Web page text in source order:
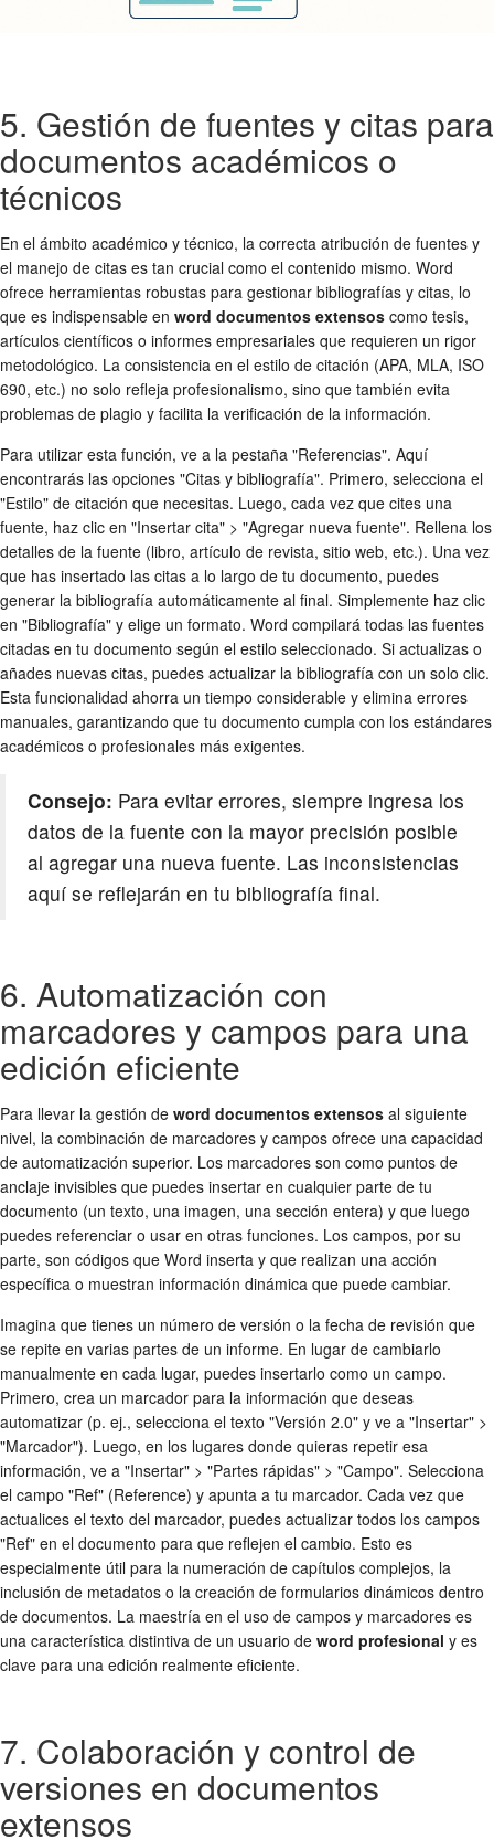
5. Gestión de fuentes y citas para
documentos académicos o
técnicos
En el ámbito académico y técnico, la correcta atribución de fuentes y
el manejo de citas es tan crucial como el contenido mismo. Word
ofrece herramientas robustas para gestionar bibliografías y citas, lo
que es indispensable en word documentos extensos como tesis,
artículos científicos o informes empresariales que requieren un rigor
metodológico. La consistencia en el estilo de citación (APA, MLA, ISO
690, etc.) no solo refleja profesionalismo, sino que también evita
problemas de plagio y facilita la verificación de la información.
Para utilizar esta función, ve a la pestaña "Referencias". Aquí
encontrarás las opciones "Citas y bibliografía". Primero, selecciona el
"Estilo" de citación que necesitas. Luego, cada vez que cites una
fuente, haz clic en "Insertar cita" > "Agregar nueva fuente". Rellena los
detalles de la fuente (libro, artículo de revista, sitio web, etc.). Una vez
que has insertado las citas a lo largo de tu documento, puedes
generar la bibliografía automáticamente al final. Simplemente haz clic
en "Bibliografía" y elige un formato. Word compilará todas las fuentes
citadas en tu documento según el estilo seleccionado. Si actualizas o
añades nuevas citas, puedes actualizar la bibliografía con un solo clic.
Esta funcionalidad ahorra un tiempo considerable y elimina errores
manuales, garantizando que tu documento cumpla con los estándares
académicos o profesionales más exigentes.
Consejo: Para evitar errores, siempre ingresa los
datos de la fuente con la mayor precisión posible
al agregar una nueva fuente. Las inconsistencias
aquí se reflejarán en tu bibliografía final.
6. Automatización con
marcadores y campos para una
edición eficiente
Para llevar la gestión de word documentos extensos al siguiente
nivel, la combinación de marcadores y campos ofrece una capacidad
de automatización superior. Los marcadores son como puntos de
anclaje invisibles que puedes insertar en cualquier parte de tu
documento (un texto, una imagen, una sección entera) y que luego
puedes referenciar o usar en otras funciones. Los campos, por su
parte, son códigos que Word inserta y que realizan una acción
específica o muestran información dinámica que puede cambiar.
Imagina que tienes un número de versión o la fecha de revisión que
se repite en varias partes de un informe. En lugar de cambiarlo
manualmente en cada lugar, puedes insertarlo como un campo.
Primero, crea un marcador para la información que deseas
automatizar (p. ej., selecciona el texto "Versión 2.0" y ve a "Insertar" >
"Marcador"). Luego, en los lugares donde quieras repetir esa
información, ve a "Insertar" > "Partes rápidas" > "Campo". Selecciona
el campo "Ref" (Reference) y apunta a tu marcador. Cada vez que
actualices el texto del marcador, puedes actualizar todos los campos
"Ref" en el documento para que reflejen el cambio. Esto es
especialmente útil para la numeración de capítulos complejos, la
inclusión de metadatos o la creación de formularios dinámicos dentro
de documentos. La maestría en el uso de campos y marcadores es
una característica distintiva de un usuario de word profesional y es
clave para una edición realmente eficiente.
7. Colaboración y control de
versiones en documentos
extensos